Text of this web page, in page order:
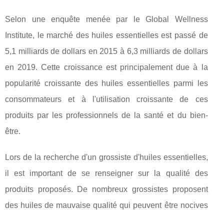
Selon une enquête menée par le Global Wellness
Institute, le marché des huiles essentielles est passé de
5,1 milliards de dollars en 2015 à 6,3 milliards de dollars
en 2019. Cette croissance est principalement due à la
popularité croissante des huiles essentielles parmi les
consommateurs et à l'utilisation croissante de ces
produits par les professionnels de la santé et du bien-
être.
Lors de la recherche d'un grossiste d'huiles essentielles,
il est important de se renseigner sur la qualité des
produits proposés. De nombreux grossistes proposent
des huiles de mauvaise qualité qui peuvent être nocives